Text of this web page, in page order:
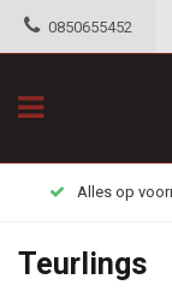
0850655452
Alles op
Teurlings